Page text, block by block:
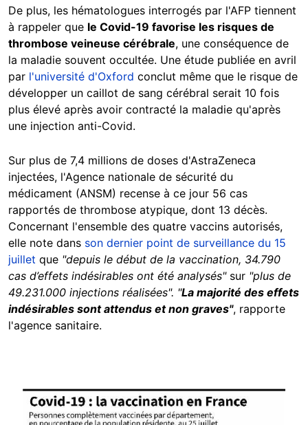
De plus, les hématologues interrogés par l'AFP tiennent
à rappeler que le Covid-19 favorise les risques de
thrombose veineuse cérébrale, une conséquence de
la maladie souvent occultée. Une étude publiée en avril
par l'université d'Oxford conclut même que le risque de
développer un caillot de sang cérébral serait 10 fois
plus élevé après avoir contracté la maladie qu'après
une injection anti-Covid.
Sur plus de 7,4 millions de doses d'AstraZeneca
injectées, l'Agence nationale de sécurité du
médicament (ANSM) recense à ce jour 56 cas
rapportés de thrombose atypique, dont 13 décès.
Concernant l'ensemble des quatre vaccins autorisés,
elle note dans son dernier point de surveillance du 15
juillet que "depuis le début de la vaccination, 34.790
cas d’effets indésirables ont été analysés" sur "plus de
49.231.000 injections réalisées". "La majorité des effets
indésirables sont attendus et non graves", rapporte
l'agence sanitaire.
Image